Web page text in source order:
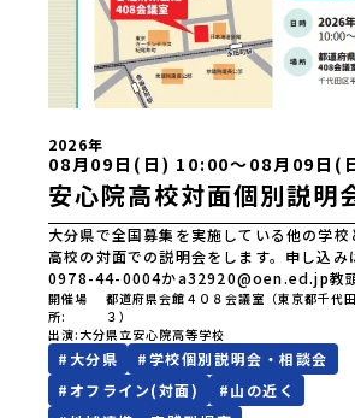
2026年
08月09日(日) 10:00〜08月09日(
安心院高校対面個別説明
大分県で全国募集を実施している他の学
高校の対面での説明会をします。申し込み
0978-44-0004かa32920@oen.ed.jp教
ください。
開催場
所
都道府県会館４０８会議室（東京都千代
３）
出演 大分県立安心院高等学校
# 大分県 #学校個別説明会・相談会
#オフライン(対面) #山の近く